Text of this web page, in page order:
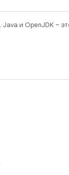
. Java и OpenJDK –